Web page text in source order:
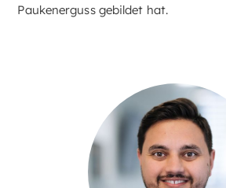
Paukenerguss gebildet hat.